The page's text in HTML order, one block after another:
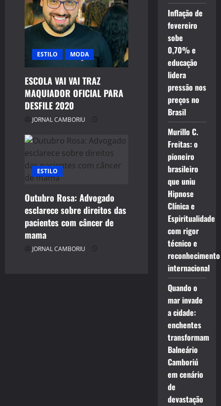
ESTILO MODA
ESCOLA VAI VAI TRAZ
MAQUIADOR OFICIAL PARA
DESFILE 2020
JORNAL CAMBORIU
ESTILO
Outubro Rosa: Advogado
esclarece sobre direitos das
pacientes com câncer de
mama
JORNAL CAMBORIU
Inflação de
fevereiro
sobe
0,70% e
educação
lidera
pressão nos
preços no
Brasil
Murillo C.
Freitas: o
pioneiro
brasileiro
que uniu
Hipnose
Clínica e
Espiritualidade
com rigor
técnico e
reconhecimento
internacional
Quando o
mar invade
a cidade:
enchentes
transformam
Balneário
Camboriú
em cenário
de
devastação